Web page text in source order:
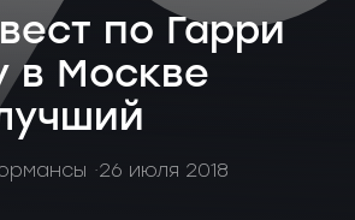
по Гарри
в Москве
26 июля 2018